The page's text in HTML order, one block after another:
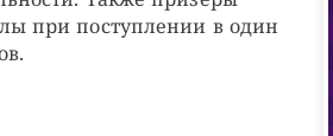
при поступлении в один